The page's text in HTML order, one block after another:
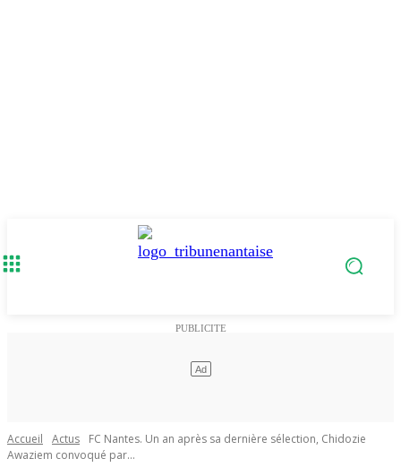
Accueil Actus
FC Nantes. Un an après sa dernière sélection, Chidozie
Awaziem convoqué par...